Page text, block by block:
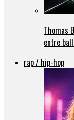
Thomas
entre
rap / hip-hop